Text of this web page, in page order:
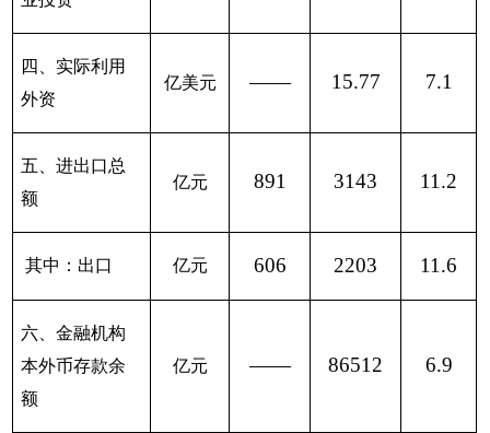
四、实际利用
外资
亿美元 —— 15.77 7.1
五、进出口总
额
亿元 891 3143 11.2
其中：出口 亿元 606 2203 11.6
六、金融机构
本外币存款余
额
亿元 —— 86512 6.9